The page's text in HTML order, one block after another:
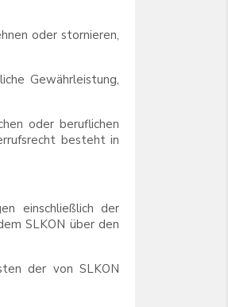
oder stornieren,
Gewährleistung,
oder beruflichen
besteht in
einschließlich der
SLKON über den
der von SLKON